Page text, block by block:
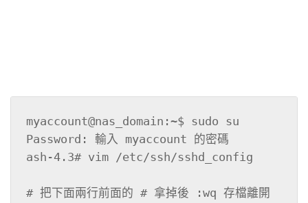
myaccount@nas_domain:~$ sudo su
Password: 輸入 myaccount 的密碼
ash-4.3# vim /etc/ssh/sshd_config
# 把下面兩行前面的 # 拿掉後 :wq 存檔離開